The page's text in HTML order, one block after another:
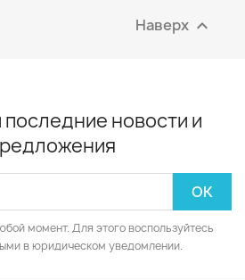
Наверх 
новости и
момент. Для этого воспользуйтесь
в юридическом уведомлении.